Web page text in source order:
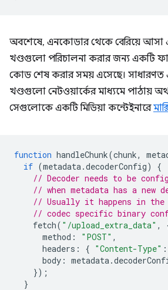
অবশেষে, এনকোডার থেকে বেরিয়ে
খণ্ডগুলো পরিচালনা করার জন্য একটি
কোড শেষ করার সময় এসেছে। সাধারণত
খণ্ডগুলো নেটওয়ার্কের মাধ্যমে পাঠায়
সেগুলোকে একটি মিডিয়া কন্টেইনারে
function handleChunk(chunk,
if (metadata .decoderConfig)
{
// Decoder needs to be
// when metadata has a new
// Usually it happens in the
// codec specific binary
fetch( "/upload_extra_data" ,
method : "POST" ,
headers : { "Content-Type" :
body : metadata .
});
}